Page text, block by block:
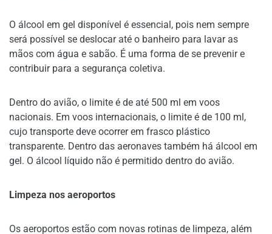
O álcool em gel disponível é essencial, pois nem sempre
será possível se deslocar até o banheiro para lavar as
mãos com água e sabão. É uma forma de se prevenir e
contribuir para a segurança coletiva.
Dentro do avião, o limite é de até 500 ml em voos
nacionais. Em voos internacionais, o limite é de 100 ml,
cujo transporte deve ocorrer em frasco plástico
transparente. Dentro das aeronaves também há álcool em
gel. O álcool líquido não é permitido dentro do avião.
Limpeza nos aeroportos
Os aeroportos estão com novas rotinas de limpeza, além